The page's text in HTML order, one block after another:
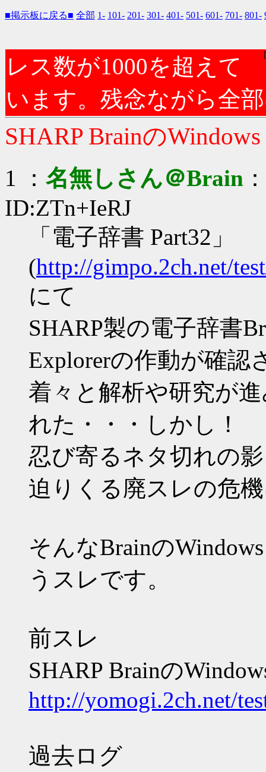
■掲示板に戻る■ 全部 1- 101- 201- 301- 401- 501- 601- 701- 801-
レス数が1000を超えて
います。残念ながら全
SHARP Brainの
1 ： 名無しさん＠Brain
ID:ZTn+IeRJ
「電子辞書 Part32」
(http://gimpo.2ch.net/
にて
SHARP製の電子辞書
Explorerの作動が確認
着々と解析や研究が
れた・・・しかし！
忍び寄るネタ切れの
迫りくる廃スレの危
そんなBrainの
うスレです。
前スレ
SHARP Brainの
http://yomogi.2ch.net/
過去ログ